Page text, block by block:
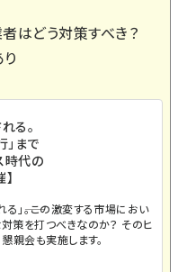
はどう対策すべき？
る。
」まで
時代の
」――。この激変する市場におい
策を打つべきなのか？ そのヒ
親会も実施します。